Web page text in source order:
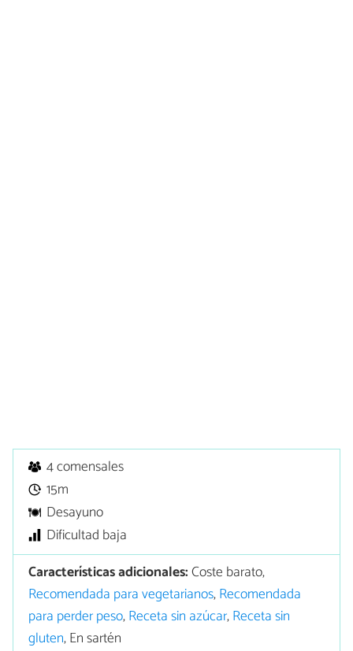
4 comensales
15m
Desayuno
Dificultad baja
Características adicionales:Coste barato,
Recomendada para vegetarianos,Recomendada
para perder peso,Receta sin azúcar,Receta sin
gluten, En sartén